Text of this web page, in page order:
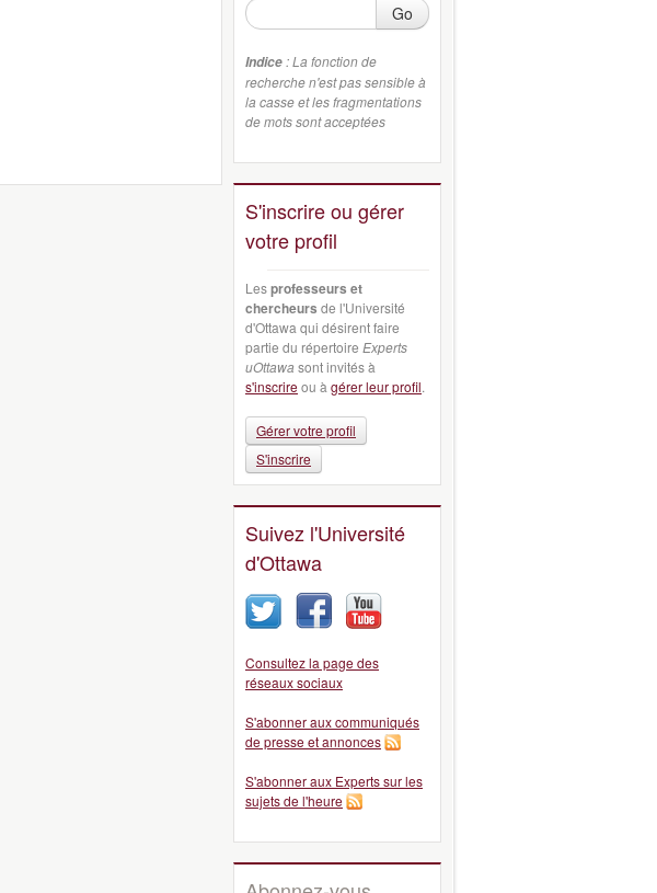
Go
Indice : La fonction de
recherche n'est pas sensible à
la casse et les fragmentations
de mots sont acceptées
S'inscrire ou gérer
votre profil
Lesprofesseurs et
chercheurs de l'Université
d'Ottawa qui désirent faire
partie du répertoire Experts
uOttawa sont invités à
s'inscrireou à gérer leur profil.
Gérer votre profil
S'inscrire
Suivez l'Université
d'Ottawa
Consultez la page des
réseaux sociaux
S'abonner aux communiqués
de presse et annonces
S'abonner aux Experts sur les
sujets de l'heure